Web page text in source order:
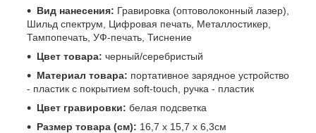
Вид нанесения: Гравировка (оптоволоконный лазер),
Шильд спектрум, Цифровая печать, Металлостикер,
Тампопечать, УФ-печать, Тиснение
Цвет товара: черный/серебристый
Материал товара: портативное зарядное устройство
- пластик с покрытием soft-touch, ручка - пластик
Цвет гравировки: белая подсветка
Размер товара (см): 16,7 х 15,7 х 6,3см